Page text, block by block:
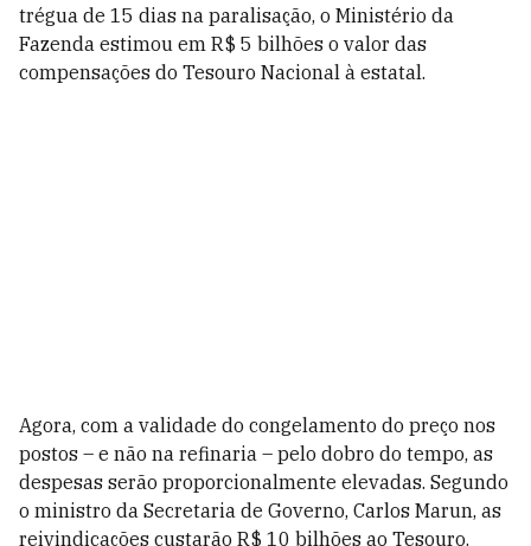
trégua de 15 dias na paralisação, o Ministério da
Fazenda estimou em R$ 5 bilhões o valor das
compensações do Tesouro Nacional à estatal.
Agora, com a validade do congelamento do preço nos
postos – e não na refinaria – pelo dobro do tempo, as
despesas serão proporcionalmente elevadas. Segundo
o ministro da Secretaria de Governo, Carlos Marun, as
reivindicações custarão R$ 10 bilhões ao Tesouro.